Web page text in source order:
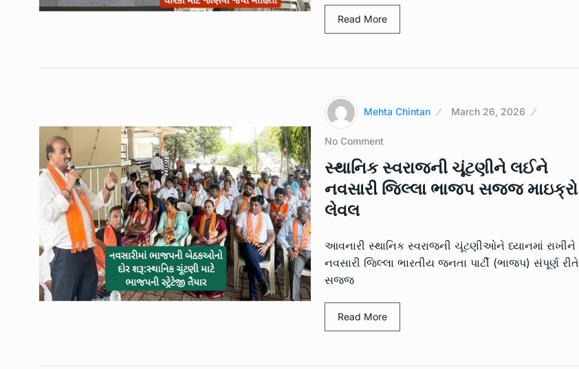
Read More
Mehta Chintan March 26, 2026
No Comment
સ્થાનિક સ્વરાજની ચૂંટણીને લઈને
નવસારી જિલ્લા ભાજપ સજ્જ માઇક્રો
લેવલ
આવનારી સ્થાનિક સ્વરાજની ચૂંટણીઓને ધ્યાનમાં રાખીને
નવસારી જિલ્લા ભારતીય જનતા પાર્ટી (ભાજપ) સંપૂર્ણ રીતે
સજ્જ
Read More